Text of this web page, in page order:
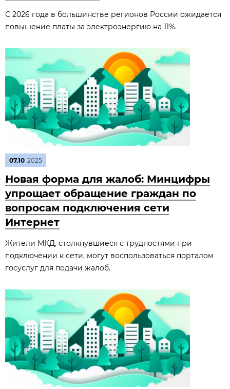
С 2026 года в большинстве регионов России ожидается
повышение платы за электроэнергию на 11%.
07.10 2025
Новая форма для жалоб: Минцифры
упрощает обращение граждан по
вопросам подключения сети
Интернет
Жители МКД, столкнувшиеся с трудностями при
подключении к сети, могут воспользоваться порталом
госуслуг для подачи жалоб.